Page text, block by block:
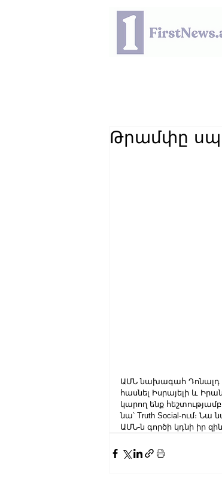
Թրամփը
ԱՄՆ նախագահ Դոնալդ
հասնել Իսրայելի և
կարող ենք
նա՝ Truth Social-ում։
ԱՄՆ-ն գործի կդնի իր